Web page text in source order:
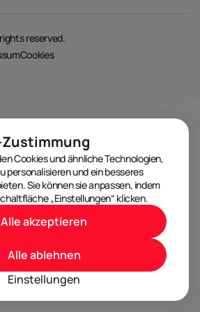
reserved.
Cookies
Cookies und ähnliche Technologien,
personalisieren und ein besseres
Sie können sie anpassen, indem
„Einstellungen“ klicken.
Einstellungen
Alle ablehnen
Alle akzeptieren